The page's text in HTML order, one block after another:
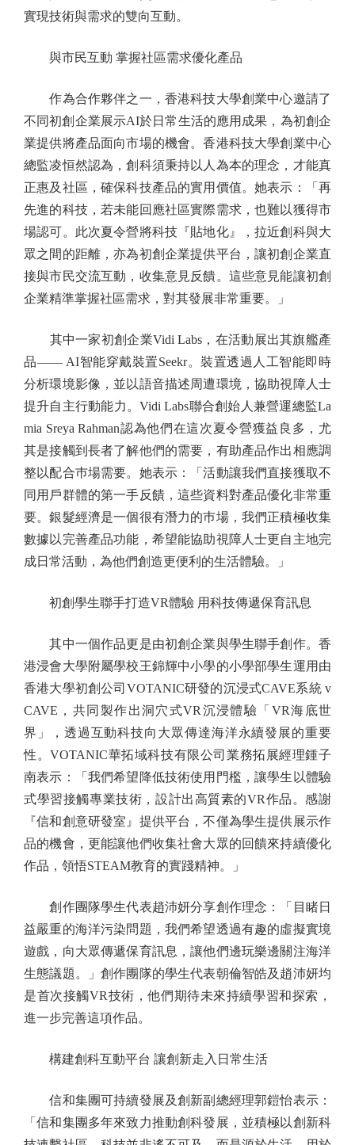
實現技術與需求的雙向互動。
與市民互動 掌握社區需求優化產品
作為合作夥伴之一，香港科技大學創業中心邀請了
不同初創企業展示AI於日常生活的應用成果，為初創企
業提供將產品面向市場的機會。香港科技大學創業中心
總監凌恒然認為，創科須秉持以人為本的理念，才能真
正惠及社區，確保科技產品的實用價值。她表示：「再
先進的科技，若未能回應社區實際需求，也難以獲得市
場認可。此次夏令營將科技『貼地化』，拉近創科與大
眾之間的距離，亦為初創企業提供平台，讓初創企業直
接與市民交流互動，收集意見反饋。這些意見能讓初創
企業精準掌握社區需求，對其發展非常重要。」
其中一家初創企業Vidi Labs，在活動展出其旗艦產
品—— AI智能穿戴裝置Seekr。裝置透過人工智能即時
分析環境影像，並以語音描述周遭環境，協助視障人士
提升自主行動能力。Vidi Labs聯合創始人兼營運總監La
mia Sreya Rahman認為他們在這次夏令營獲益良多，尤
其是接觸到長者了解他們的需要，有助產品作出相應調
整以配合巿場需要。她表示：「活動讓我們直接獲取不
同用戶群體的第一手反饋，這些資料對產品優化非常重
要。銀髮經濟是一個很有潛力的巿場，我們正積極收集
數據以完善產品功能，希望能協助視障人士更自主地完
成日常活動，為他們創造更便利的生活體驗。」
初創學生聯手打造VR體驗 用科技傳遞保育訊息
其中一個作品更是由初創企業與學生聯手創作。香
港浸會大學附屬學校王錦輝中小學的小學部學生運用由
香港大學初創公司VOTANIC研發的沉浸式CAVE系統 v
CAVE，共同製作出洞穴式VR沉浸體驗「VR海底世
界」，透過互動科技向大眾傳達海洋永續發展的重要
性。VOTANIC華拓域科技有限公司業務拓展經理鍾子
南表示：「我們希望降低技術使用門檻，讓學生以體驗
式學習接觸專業技術，設計出高質素的VR作品。感謝
『信和創意研發室』提供平台，不僅為學生提供展示作
品的機會，更能讓他們收集社會大眾的回饋來持續優化
作品，領悟STEAM教育的實踐精神。」
創作團隊學生代表趙沛妍分享創作理念：「目睹日
益嚴重的海洋污染問題，我們希望透過有趣的虛擬實境
遊戲，向大眾傳遞保育訊息，讓他們邊玩樂邊關注海洋
生態議題。」創作團隊的學生代表朝倫智皓及趙沛妍均
是首次接觸VR技術，他們期待未來持續學習和探索，
進一步完善這項作品。
構建創科互動平台 讓創新走入日常生活
信和集團可持續發展及創新副總經理郭鎧怡表示：
「信和集團多年來致力推動創科發展，並積極以創新科